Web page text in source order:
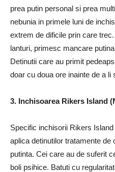
prea putin personal si prea
nebunia in primele luni de
extrem de dificile prin care
lanturi, primesc mancare
Detinutii care au primit
doar cu doua ore inainte de a li
3. Inchisoarea Rikers Island
Specific inchisorii Rikers
aplica detinutilor tratamente
putinta. Cei care au de suferit
boli psihice. Batuti cu